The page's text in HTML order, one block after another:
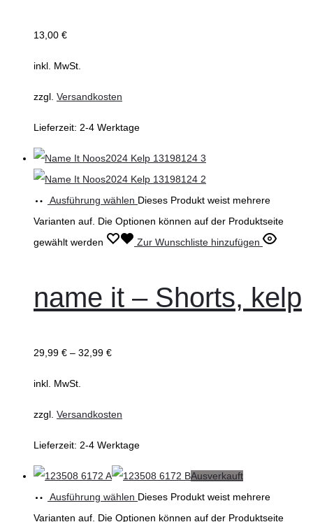
13,00 €
inkl. MwSt.
zzgl. Versandkosten
Lieferzeit: 2-4 Werktage
Ausführung wählen Dieses Produkt weist mehrere
Varianten auf. Die Optionen können auf der Produktseite
gewählt werden
Zur Wunschliste hinzufügen
name it – Shorts, kelp
29,99 € – 32,99 €
inkl. MwSt.
zzgl. Versandkosten
Lieferzeit: 2-4 Werktage
Ausverkauft
Ausführung wählen Dieses Produkt weist mehrere
Varianten auf. Die Optionen können auf der Produktseite